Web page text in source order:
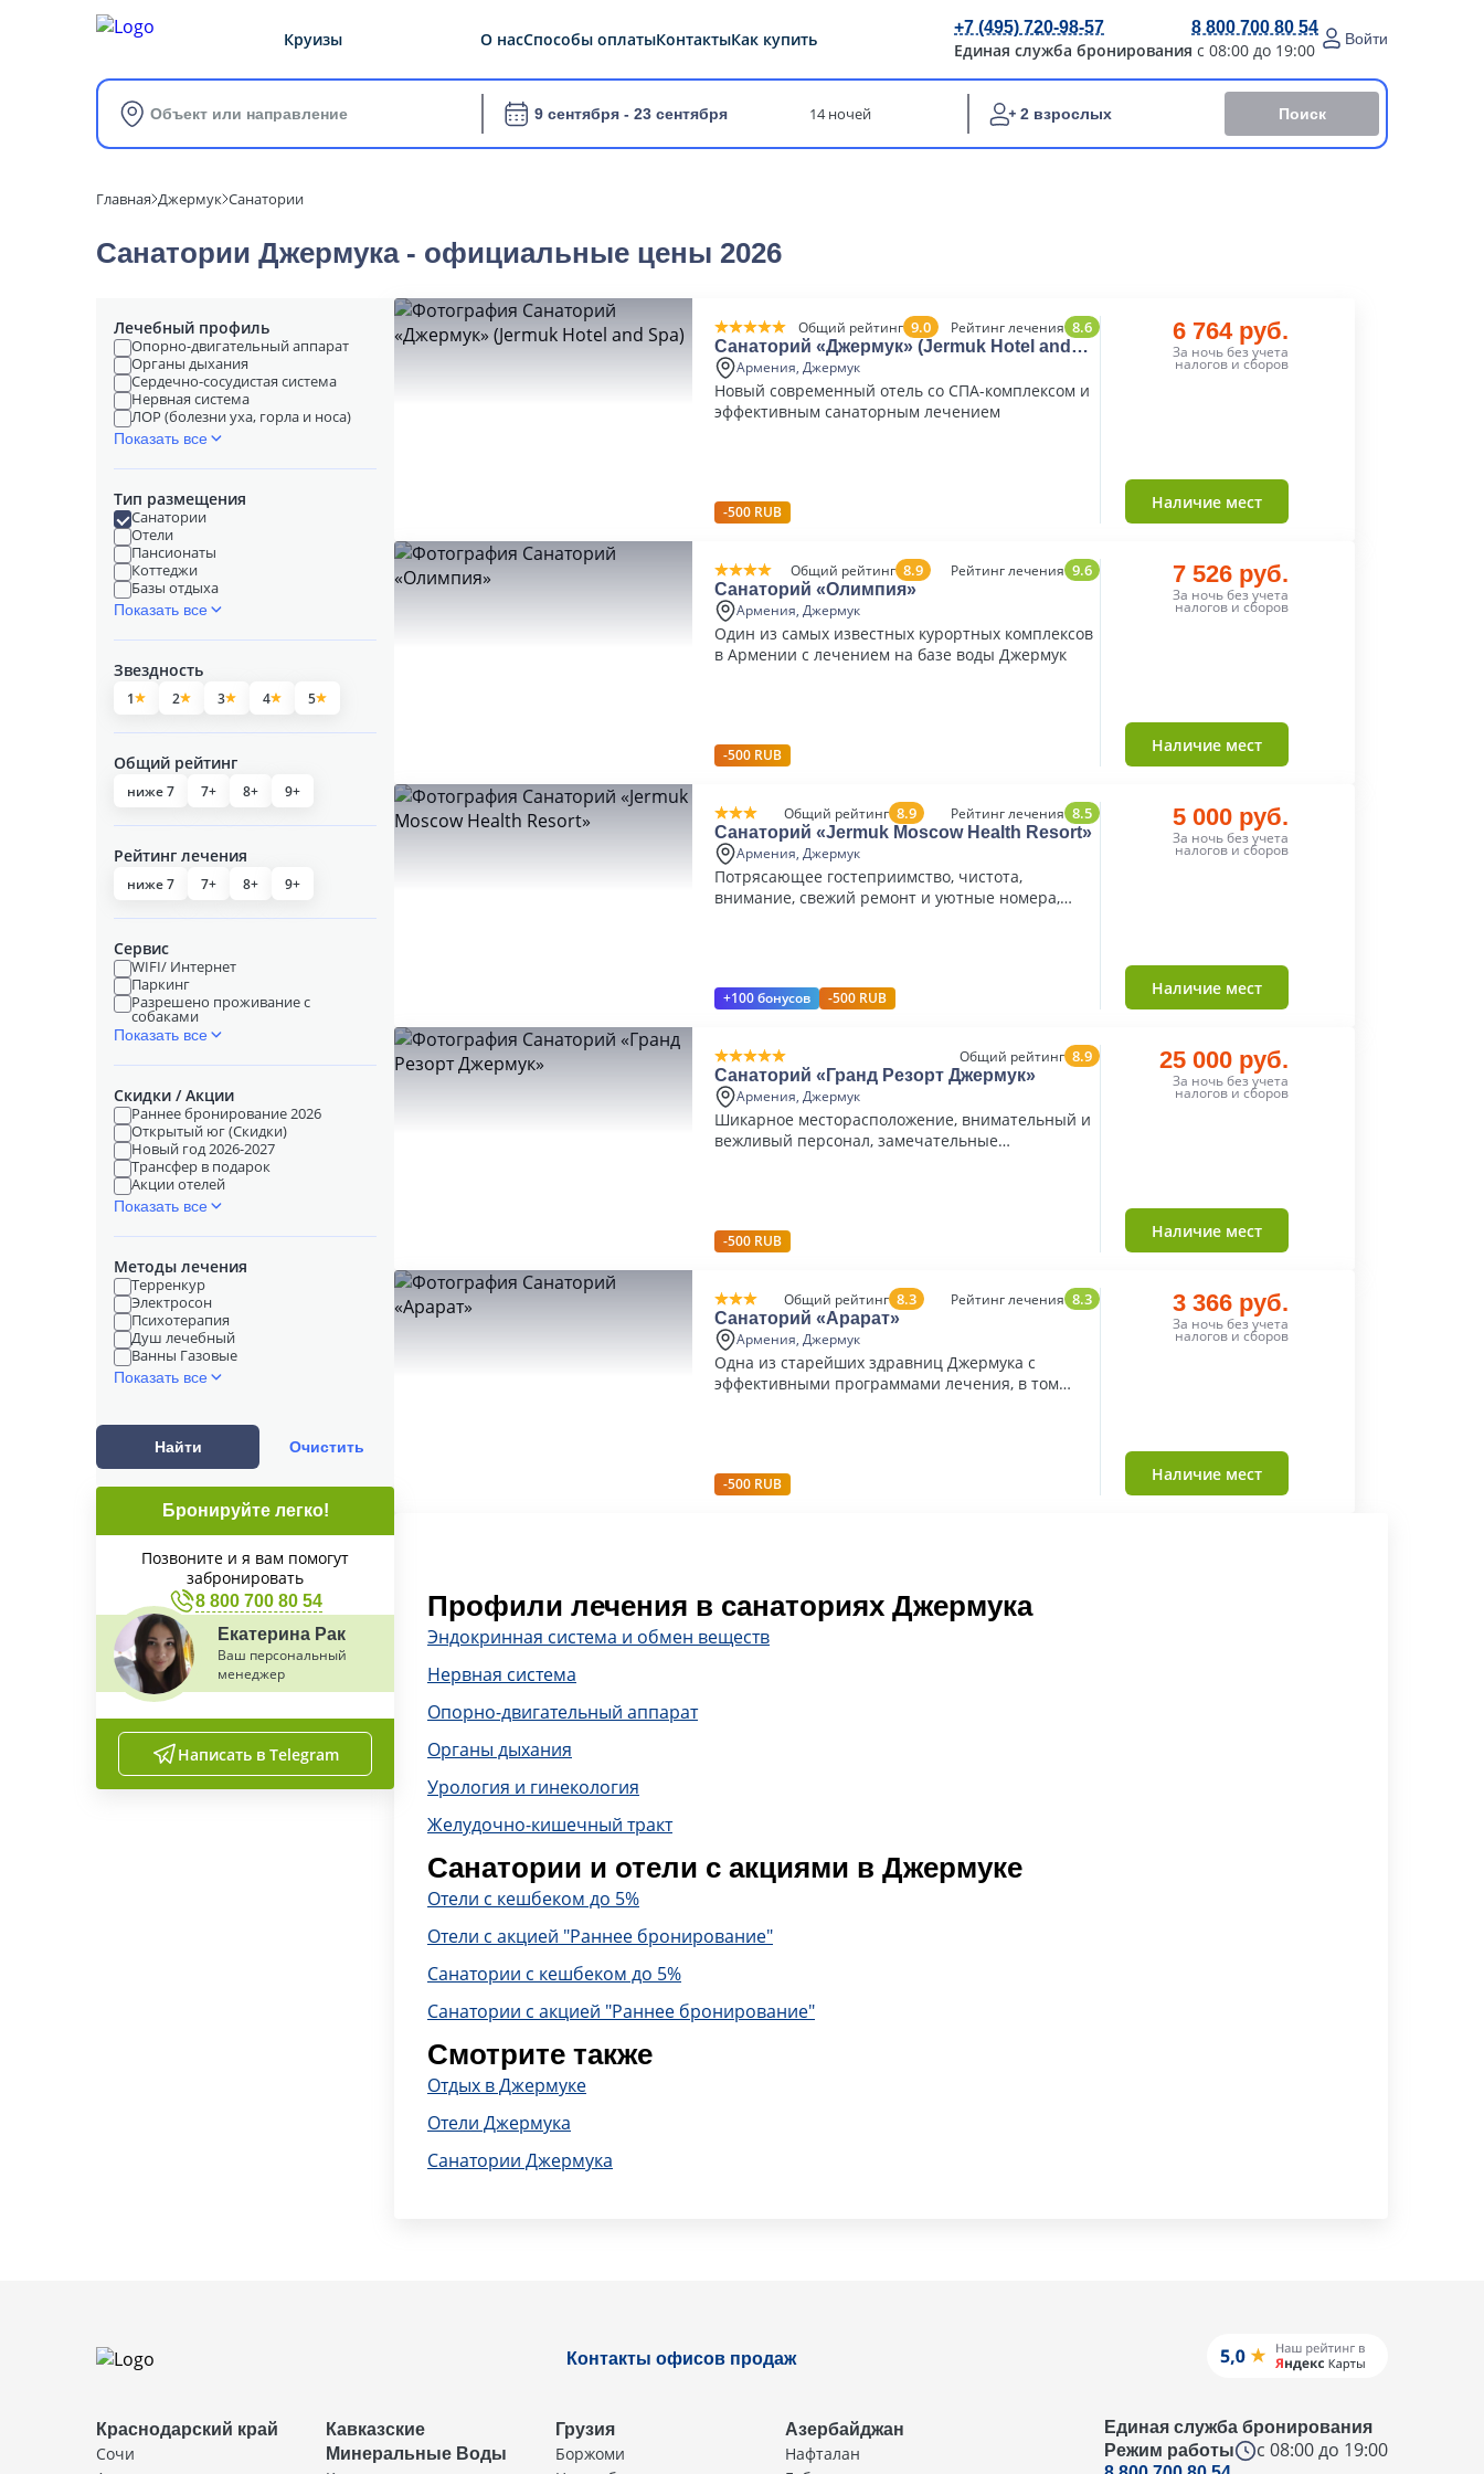
Круизы О насСпособы оплатыКонтактыКак купить
+7 (495) 720-98-57 8 800 700 80 54
Единая служба бронирования с 08:00 до 19:00
Войти
Объект или направление 9 сентября - 23 сентября 14 ночей 2 взрослых Поиск
Главная Джермук Санатории
Санатории Джермука - официальные цены 2026
Лечебный профиль
Опорно-двигательный аппарат
Органы дыхания
Сердечно-сосудистая система
Нервная система
ЛОР (болезни уха, горла и носа)
Показать все
Тип размещения
Санатории
Отели
Пансионаты
Коттеджи
Базы отдыха
Показать все
Звездность
1 2 3 4 5
Общий рейтинг
ниже 7 7+ 8+ 9+
Рейтинг лечения
ниже 7 7+ 8+ 9+
Сервис
WIFI/ Интернет
Паркинг
Разрешено проживание с
собаками
Показать все
Скидки / Акции
Раннее бронирование 2026
Открытый юг (Скидки)
Новый год 2026-2027
Трансфер в подарок
Акции отелей
Показать все
Методы лечения
Терренкур
Электросон
Психотерапия
Душ лечебный
Ванны Газовые
Показать все
Найти Очистить
Бронируйте легко!
Позвоните и я вам помогут
забронировать
8 800 700 80 54
Екатерина Рак
Ваш персональный
менеджер
Написать в Telegram
Общий рейтинг 9.0 Рейтинг лечения 8.6
Санаторий «Джермук» (Jermuk Hotel and
Spa)Армения, Джермук
Новый современный отель со СПА-комплексом и
эффективным санаторным лечением
-500 RUB
6 764 руб.
За ночь без учета
налогов и сборов
Наличие мест
Общий рейтинг 8.9 Рейтинг лечения 9.6
Санаторий «Олимпия»
Армения, Джермук
Один из самых известных курортных комплексов
в Армении с лечением на базе воды Джермук
-500 RUB
7 526 руб.
За ночь без учета
налогов и сборов
Наличие мест
Общий рейтинг 8.9 Рейтинг лечения 8.5
Санаторий «Jermuk Moscow Health Resort»
Армения, Джермук
Потрясающее гостеприимство, чистота,
внимание, свежий ремонт и уютные номера,
+100 бонусов -500 RUB
5 000 руб.
За ночь без учета
налогов и сборов
Наличие мест
Общий рейтинг 8.9
Санаторий «Гранд Резорт Джермук»
Армения, Джермук
Шикарное месторасположение, внимательный и
вежливый персонал, замечательные
-500 RUB
25 000 руб.
За ночь без учета
налогов и сборов
Наличие мест
Общий рейтинг 8.3 Рейтинг лечения 8.3
Санаторий «Арарат»
Армения, Джермук
Одна из старейших здравниц Джермука с
эффективными программами лечения, в том
-500 RUB
3 366 руб.
За ночь без учета
налогов и сборов
Наличие мест
Профили лечения в санаториях Джермука
Эндокринная система и обмен веществ
Нервная система
Опорно-двигательный аппарат
Органы дыхания
Урология и гинекология
Желудочно-кишечный тракт
Санатории и отели с акциями в Джермуке
Отели с кешбеком до 5%
Отели с акцией "Раннее бронирование"
Санатории с кешбеком до 5%
Санатории с акцией "Раннее бронирование"
Смотрите также
Отдых в Джермуке
Отели Джермука
Санатории Джермука
Контакты офисов продаж
Краснодарский край
Сочи
Кавказские
Минеральные Воды
Грузия
Боржоми
Азербайджан
Нафталан
Единая служба бронирования
Режим работы
с 08:00 до 19:00